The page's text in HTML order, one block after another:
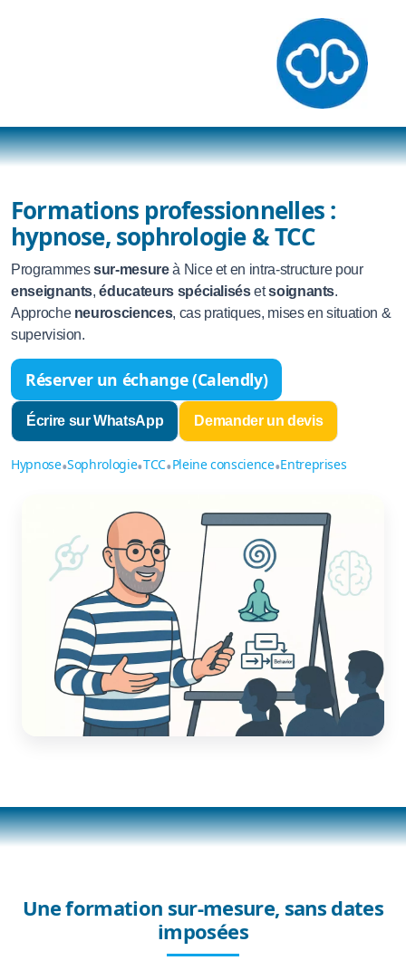
Formations professionnelles :
hypnose, sophrologie & TCC
Programmessur-mesureà Nice et en intra-structure pour
enseignants,éducateurs spécialisésetsoignants.
Approche neurosciences, cas pratiques, mises en situation &
supervision.
Réserver un échange (Calendly)
Écrire sur WhatsApp Demander un devis
Hypnose•Sophrologie•TCC•Pleine conscience•Entreprises
Une formation sur-mesure, sans dates
imposées
therapie-breve
Sophrologie
Hypnose
TCC
EMDR
Apprendre la pleine conscience
Méditation